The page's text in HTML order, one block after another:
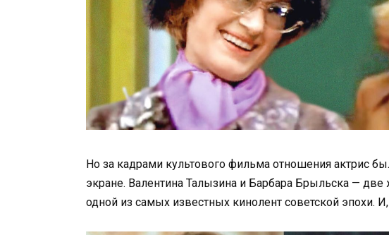
Но за кадрами культового фильма отношения актрис
экране. Валентина Талызина и Барбара Брыльска —
одной из самых известных кинолент советской эпохи.